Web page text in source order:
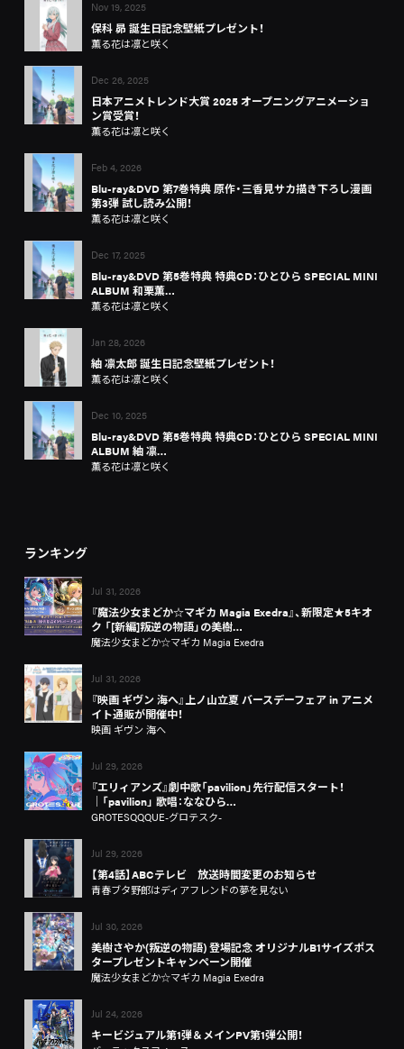
Nov 19, 2025
保科 昴 誕生日記念壁紙プレゼント！
薫る花は凛と咲く
Dec 26, 2025
日本アニメトレンド大賞 2025 オープニングアニメーショ
ン賞受賞！
薫る花は凛と咲く
Feb 4, 2026
Blu-ray&DVD 第7巻特典 原作・三香見サカ描き下ろし漫画
第3弾 試し読み公開！
薫る花は凛と咲く
Dec 17, 2025
Blu-ray&DVD 第5巻特典 特典CD：ひとひら SPECIAL MINI
ALBUM 和栗薫…
薫る花は凛と咲く
Jan 28, 2026
紬 凛太郎 誕生日記念壁紙プレゼント！
薫る花は凛と咲く
Dec 10, 2025
Blu-ray&DVD 第5巻特典 特典CD：ひとひら SPECIAL MINI
ALBUM 紬 凛…
薫る花は凛と咲く
ランキング
Jul 31, 2026
『魔法少女まどか☆マギカ Magia Exedra』、新限定★5キオ
ク 「[新編]叛逆の物語」の美樹…
魔法少女まどか☆マギカ Magia Exedra
Jul 31, 2026
『映画 ギヴン 海へ』上ノ山立夏 バースデーフェア in アニメ
イト通販が開催中！
映画 ギヴン 海へ
Jul 29, 2026
『エリィアンズ』劇中歌「pavilion」先行配信スタート！
│「pavilion」 歌唱：ななひら…
GROTESQQQUE-グロテスク-
Jul 29, 2026
【第4話】ABCテレビ 放送時間変更のお知らせ
青春ブタ野郎はディアフレンドの夢を見ない
Jul 30, 2026
美樹さやか(叛逆の物語) 登場記念 オリジナルB1サイズポス
タープレゼントキャンペーン開催
魔法少女まどか☆マギカ Magia Exedra
Jul 24, 2026
キービジュアル第1弾＆メインPV第1弾公開！